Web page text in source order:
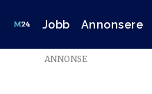
Jobb Annonsere
Emne:
ANNONSE